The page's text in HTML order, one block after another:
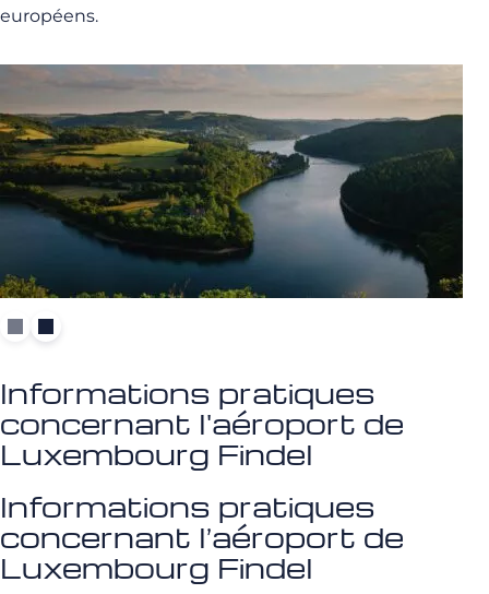
européens.
Informations pratiques
concernant l'aéroport de
Luxembourg Findel
Informations pratiques
concernant l’aéroport de
Luxembourg Findel